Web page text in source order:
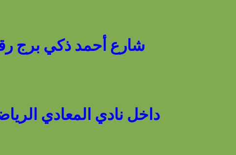
شارع أحمد ذكي برج رقم 12 - ميدان سوارس - أمام نادي المعادي
داخل نادي المعادي